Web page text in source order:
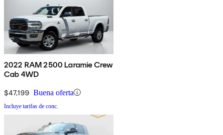
2022 RAM 2500 Laramie Crew
Cab 4WD
$47,199 Buena oferta
Incluye tarifas de conc.